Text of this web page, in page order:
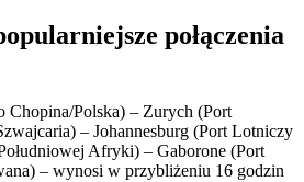
połączenia
Chopina/Polska) – Zurych (Port
– Johannesburg (Port Lotniczy
Afryki) – Gaborone (Port
– wynosi w przybliżeniu 16 godzin